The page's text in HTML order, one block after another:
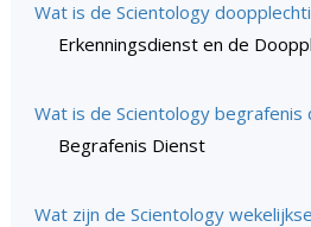
Wat is de Scientology
Erkenningsdienst en de
Wat is de Scientology begrafenis
Begrafenis Dienst
Wat zijn de Scientology wekelijkse